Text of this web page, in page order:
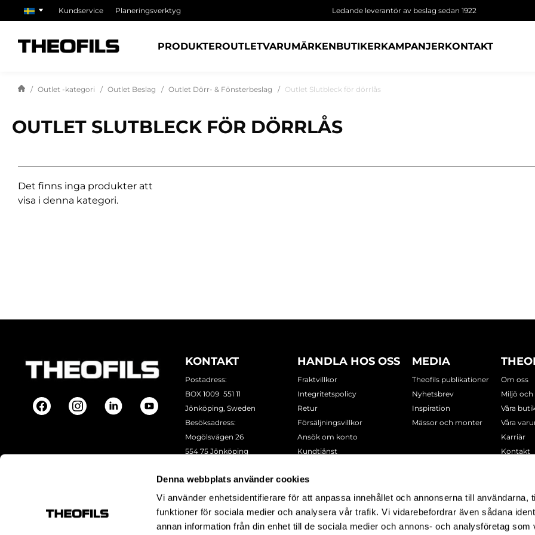
Denna webbplats använder cookies
Vi använder enhetsidentifierare för att anpassa innehållet och annonserna till användarna,
funktioner för sociala medier och analysera vår trafik. Vi vidarebefordrar även sådana
annan information från din enhet till de sociala medier och annons- och analysföretag som
Kundservice Planeringsverktyg Ledande leverantör av beslag sedan 1922
PRODUKTEROUTLETVARUMÄRKENBUTIKERKAMPANJERKONTAKT
Outlet -kategori Outlet Beslag Outlet Dörr- & Fönsterbeslag Outlet Slutbleck för dörrlås
OUTLET SLUTBLECK FÖR DÖRRLÅS
Det finns inga produkter att
visa i denna kategori.
KONTAKT
Postadress:
BOX 1009 551 11
Jönköping, Sweden
Besöksadress:
Mogölsvägen 26
554 75 Jönköping
Epost:info@theofils.se
Org. nr 556154-8925
Bankgironummer 835-7378
HANDLA HOS OSS
Fraktvillkor
Integritetspolicy
Retur
Försäljningsvillkor
Ansök om konto
Kundtjänst
MEDIA
Theofils publikationer
Nyhetsbrev
Inspiration
Mässor och monter
Om oss
Miljö
Våra
Våra
Karriär
Kontakt